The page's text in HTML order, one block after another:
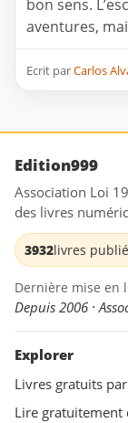
bon sens.
aventures,
Ecrit parCarlos
Edition999
Association Loi
des livres
3932livres
Dernière mise en
Depuis 2006 ·
Explorer
Livres gratuits
Lire gratuitement